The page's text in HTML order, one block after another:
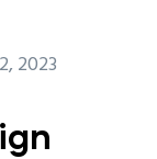
2023